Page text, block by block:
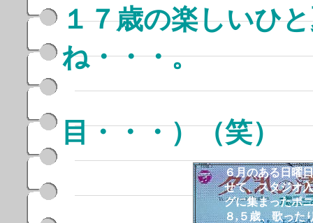
１７歳の楽しいひ
ね・・・。
（遠く
目・・・）（笑）
６月のある日曜
せて、スタジオ
グに集まったポ
８,５歳、歌った